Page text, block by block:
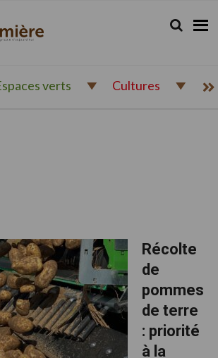
verts Cultures
Récolte
de
pommes
de terre
: priorité
à la